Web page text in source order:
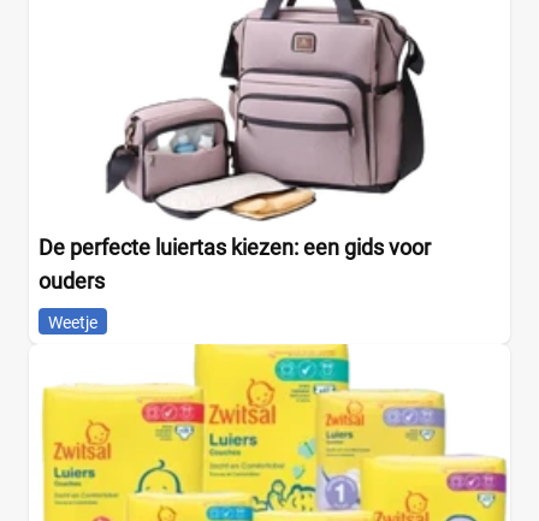
De perfecte luiertas kiezen: een gids voor
ouders
Weetje